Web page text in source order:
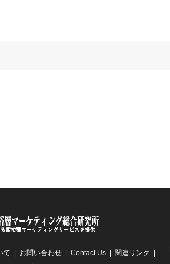
て お問い合わせ Contact Us
関連リンク